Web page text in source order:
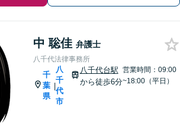
中 聡佳 弁護士
八千代法律事務所
千
葉
県
|
八
千
代
市
八千代台駅
から徒歩6分
営業時間：09:00
~18:00（平日）